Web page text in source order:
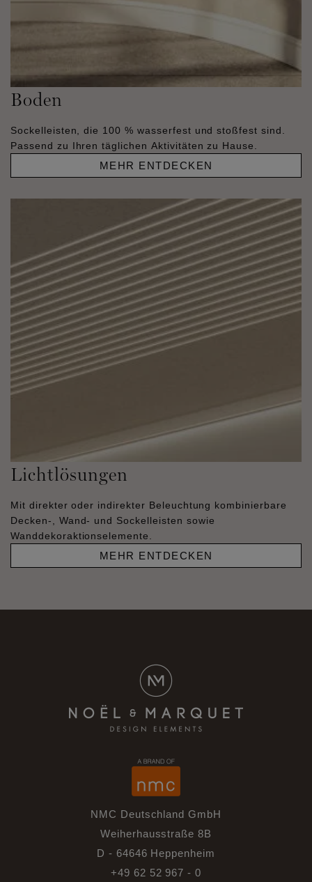
Boden
Sockelleisten, die 100 % wasserfest und stoßfest sind.
Passend zu Ihren täglichen Aktivitäten zu Hause.
MEHR ENTDECKEN
Lichtlösungen
Mit direkter oder indirekter Beleuchtung kombinierbare
Decken-, Wand- und Sockelleisten sowie
Wanddekoraktionselemente.
MEHR ENTDECKEN
NMC Deutschland GmbH
Weiherhausstraße 8B
D - 64646 Heppenheim
+49 62 52 967 - 0